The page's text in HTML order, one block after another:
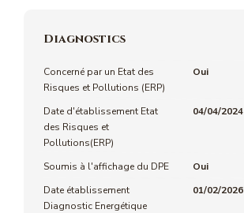
Diagnostics
Concerné par un Etat des
Risques et Pollutions (ERP)
Oui
Date d'établissement Etat
des Risques et
Pollutions(ERP)
04/04/2024
Soumis à l'affichage du DPE
Oui
Date établissement
Diagnostic Energétique
01/02/2026